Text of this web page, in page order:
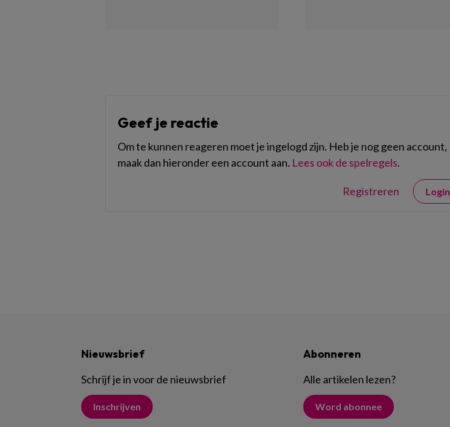
Geef je reactie
Om te kunnen reageren moet je ingelogd zijn. Heb je nog geen account,
maak dan hieronder een account aan. Lees ook de spelregels.
Registreren Login
Nieuwsbrief
Schrijf je in voor de nieuwsbrief
Inschrijven
Abonneren
Alle artikelen lezen?
Word abonnee